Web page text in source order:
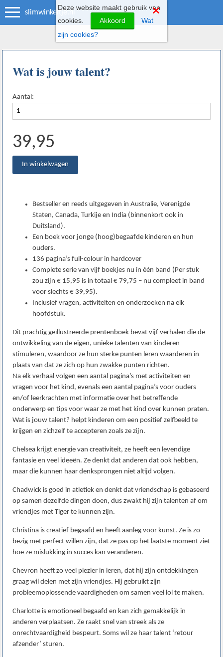
slimwinkeltje.nl
Wat is jouw talent?
Aantal:
39,95
Bestseller en reeds uitgegeven in Australie, Verenigde
Staten, Canada, Turkije en India (binnenkort ook in
Duitsland).
Een boek voor jonge (hoog)begaafde kinderen en hun
ouders.
136 pagina’s full-colour in hardcover
Complete serie van vijf boekjes nu in één band (Per stuk
zou zijn € 15,95 is in totaal € 79,75 – nu compleet in band
voor slechts € 39,95).
Inclusief vragen, activiteiten en onderzoeken na elk
hoofdstuk.
Dit prachtig geïllustreerde prentenboek bevat vijf verhalen die de
ontwikkeling van de eigen, unieke talenten van kinderen
stimuleren, waardoor ze hun sterke punten leren waarderen in
plaats van dat ze zich op hun zwakke punten richten.
Na elk verhaal volgen een aantal pagina’s met activiteiten en
vragen voor het kind, evenals een aantal pagina’s voor ouders
en/of leerkrachten met informatie over het betreffende
onderwerp en tips voor waar ze met het kind over kunnen praten.
Wat is jouw talent? helpt kinderen om een positief zelfbeeld te
krijgen en zichzelf te accepteren zoals ze zijn.
Chelsea krijgt energie van creativiteit, ze heeft een levendige
fantasie en veel ideeën. Ze denkt dat anderen dat ook hebben,
maar die kunnen haar denksprongen niet altijd volgen.
Chadwick is goed in atletiek en denkt dat vriendschap is gebaseerd
op samen dezelfde dingen doen, dus zwakt hij zijn talenten af om
vriendjes met Tiger te kunnen zijn.
Christina is creatief begaafd en heeft aanleg voor kunst. Ze is zo
bezig met perfect willen zijn, dat ze pas op het laatste moment ziet
hoe ze mislukking in succes kan veranderen.
Chevron heeft zo veel plezier in leren, dat hij zijn ontdekkingen
graag wil delen met zijn vriendjes. Hij gebruikt zijn
probleemoplossende vaardigheden om samen veel lol te maken.
Charlotte is emotioneel begaafd en kan zich gemakkelijk in
anderen verplaatsen. Ze raakt snel van streek als ze
onrechtvaardigheid bespeurt. Soms wil ze haar talent ‘retour
afzender’ sturen.
Deze website maakt gebruik van
cookies.
Akkoord
Wat
zijn cookies?